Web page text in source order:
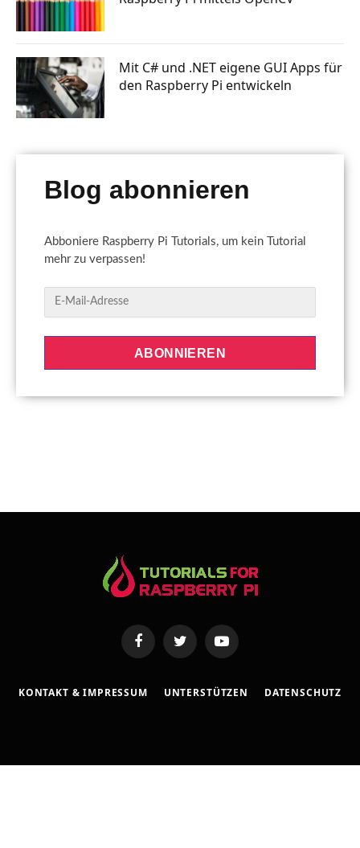
Mit C# und .NET eigene GUI Apps für
den Raspberry Pi entwickeln
Blog abonnieren
Abboniere Raspberry Pi Tutorials, um kein Tutorial
mehr zu verpassen!
-
ABONNIEREN
FacebookTwitter YouTube
KONTAKT & IMPRESSUM UNTERSTÜTZEN DATENSCHUTZ